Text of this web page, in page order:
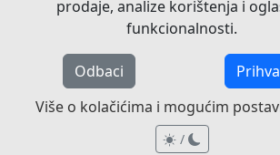
prodaje, analize korištenja i
funkcionalnosti.
Odbaci
Više o kolačićima i mogućim
/
©2026KUPKA.hr. Sva prava
Pravna obavijest o radu web
/